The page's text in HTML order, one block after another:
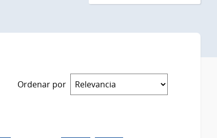
Ordenar por